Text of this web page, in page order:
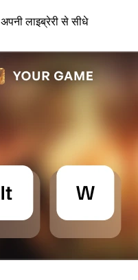
लाइब्रेरी से सीधे